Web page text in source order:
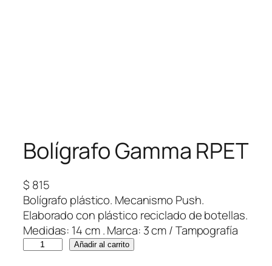
Bolígrafo Gamma RPET
$ 815
Bolígrafo plástico. Mecanismo Push.
Elaborado con plástico reciclado de botellas.
Medidas: 14 cm . Marca: 3 cm / Tampografía
Añadir al carrito